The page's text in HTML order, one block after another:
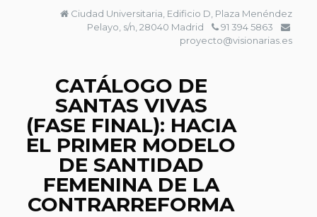
Ciudad Universitaria, Edificio D, Plaza Menéndez
Pelayo, s/n, 28040 Madrid
91 394 5863
proyecto@visionarias.es
CATÁLOGO DE
SANTAS VIVAS
(FASE FINAL): HACIA
EL PRIMER MODELO
DE SANTIDAD
FEMENINA DE LA
CONTRARREFORMA